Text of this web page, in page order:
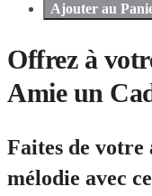
Ajouter au
Offrez à
Amie un
Faites de votre
mélodie avec